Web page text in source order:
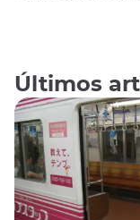
Últimos